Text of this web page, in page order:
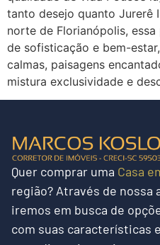
tanto desejo quanto Jurerê
norte de Florianópolis,
de sofisticação e bem-
calmas, paisagens
mistura exclusividade e
Quer comprar uma Casa
região? Através de nossa
iremos em busca de
com suas características